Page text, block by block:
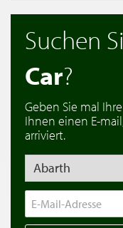
Suchen
Car?
Geben Sie mal
Ihnen einen E-
arriviert.